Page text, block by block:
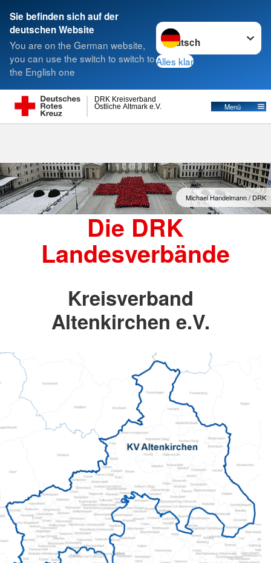
Sie befinden sich auf der
deutschen Website
You are on the German website,
you can use the switch to switch to
the English one
Sprache wechseln zu
Alles klar
Östliche Altmark e.V.
DRK Kreisverband
Menü
Suche
Landesverbände
Michael Handelmann / DRK
Die DRK
Landesverbände
Kreisverband
Altenkirchen e.V.